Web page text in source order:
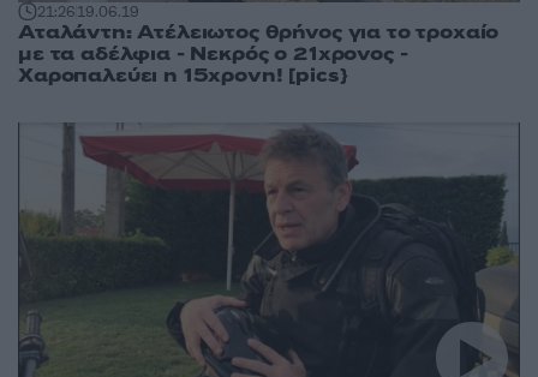
21:2619.06.19
Αταλάντη: Ατέλειωτος θρήνος για το τροχαίο
με τα αδέλφια - Νεκρός ο 21χρονος -
Χαροπαλεύει η 15χρονη! [pics}